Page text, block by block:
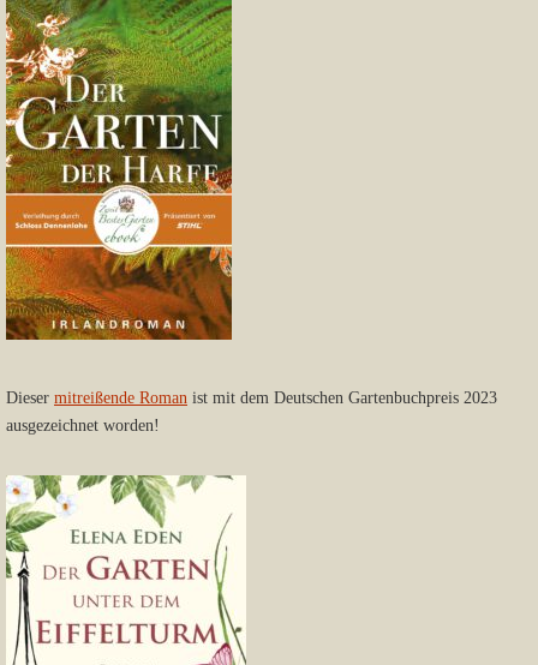
Dieser mitreißende Roman ist mit dem Deutschen Gartenbuchpreis 2023
ausgezeichnet worden!